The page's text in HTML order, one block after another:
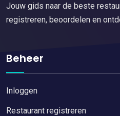
Jouw gids naar de beste
registreren, beoordelen en
Beheer
Inloggen
Restaurant registreren